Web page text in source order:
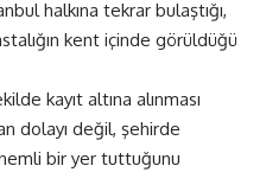
halkına tekrar bulaştığı,
kent içinde görüldüğü
kayıt altına alınması
dolayı değil, şehirde
bir yer tuttuğunu